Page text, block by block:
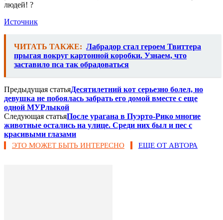
людей! ?
Источник
ЧИТАТЬ ТАКЖЕ: Лабрадор стал героем Твиттера
прыгая вокруг картонной коробки. Узнаем, что
заставило пса так обрадоваться
Предыдущая статьяДесятилетний кот серьезно болел, но
девушка не побоялась забрать его домой вместе с еще
одной МУРлыкой
Следующая статьяПосле урагана в Пуэрто-Рико многие
животные остались на улице. Среди них был и пес с
красивыми глазами
ЭТО МОЖЕТ БЫТЬ ИНТЕРЕСНО ЕЩЕ ОТ АВТОРА